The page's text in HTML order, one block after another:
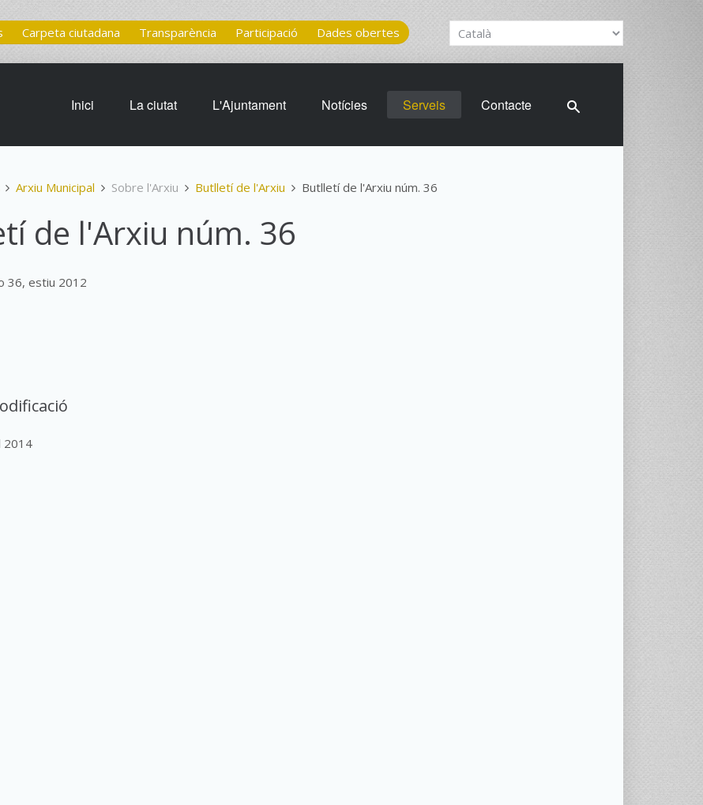
Carpeta ciutadana Transparència Participació Dades obertes
Inici La ciutat L'Ajuntament Notícies Serveis Contacte
Arxiu Municipal Sobre l'Arxiu Butlletí de l'Arxiu Butlletí de l'Arxiu núm. 36
de l'Arxiu núm. 36
36, estiu 2012
2014